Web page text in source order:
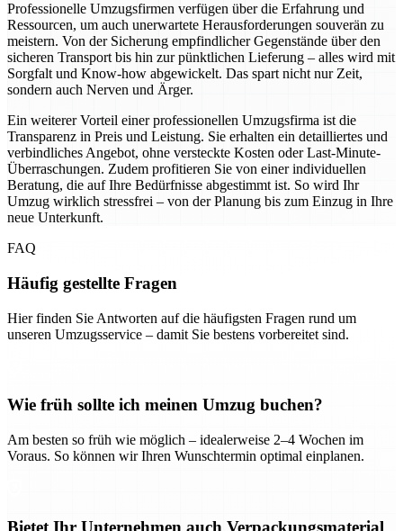
Professionelle Umzugsfirmen verfügen über die Erfahrung und
Ressourcen, um auch unerwartete Herausforderungen souverän zu
meistern. Von der Sicherung empfindlicher Gegenstände über den
sicheren Transport bis hin zur pünktlichen Lieferung – alles wird mit
Sorgfalt und Know-how abgewickelt. Das spart nicht nur Zeit,
sondern auch Nerven und Ärger.
Ein weiterer Vorteil einer professionellen Umzugsfirma ist die
Transparenz in Preis und Leistung. Sie erhalten ein detailliertes und
verbindliches Angebot, ohne versteckte Kosten oder Last-Minute-
Überraschungen. Zudem profitieren Sie von einer individuellen
Beratung, die auf Ihre Bedürfnisse abgestimmt ist. So wird Ihr
Umzug wirklich stressfrei – von der Planung bis zum Einzug in Ihre
neue Unterkunft.
FAQ
Häufig gestellte Fragen
Hier finden Sie Antworten auf die häufigsten Fragen rund um
unseren Umzugsservice – damit Sie bestens vorbereitet sind.
Wie früh sollte ich meinen Umzug buchen?
Am besten so früh wie möglich – idealerweise 2–4 Wochen im
Voraus. So können wir Ihren Wunschtermin optimal einplanen.
Bietet Ihr Unternehmen auch Verpackungsmaterial